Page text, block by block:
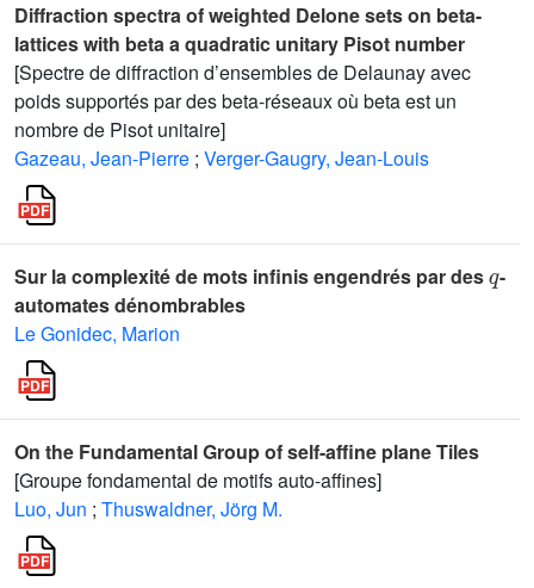
Diffraction spectra of weighted Delone sets on beta-
lattices with beta a quadratic unitary Pisot number
[Spectre de diffraction d’ensembles de Delaunay avec
poids supportés par des beta-réseaux où beta est un
nombre de Pisot unitaire]
Gazeau, Jean-Pierre ; Verger-Gaugry, Jean-Louis
Sur la complexité de mots infinis engendrés par des -
automates dénombrables
Le Gonidec, Marion
On the Fundamental Group of self-affine plane Tiles
[Groupe fondamental de motifs auto-affines]
Luo, Jun ; Thuswaldner, Jörg M.